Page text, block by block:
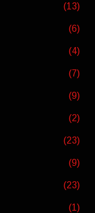
(13)
(6)
(4)
(7)
(9)
(2)
(23)
(9)
(23)
(1)